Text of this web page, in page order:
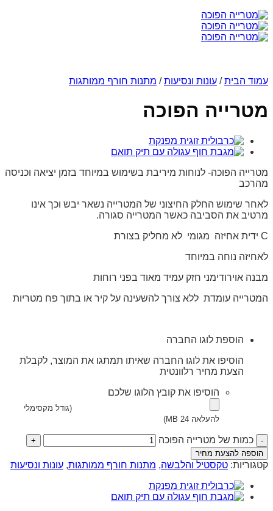
עמוד הבית / עונות ונסיעות / מתנות חורף ממותגות
מטרייה הפוכה
מטרייה הפוכה- לנוחות מיריבת בשימוש במיוחד בזמן יציאה וכניסה
מהרכב
לאחר שימוש החלק החיצוני של המטרייה נשאר יבש וכך אינו
מרטיב את הסביבה כאשר המטרייה סגורה.
C ידית אחיזה מגומי לא מחליק בצורת
לאחיזה נוחה במיוחד
מבנה אוירודימני חזק עמיד מאוד בפני רוחות
המטרייה עומדת ללא צורך להשעינה על קיר או בתוך פח מטריות
הוספת לוגו החברה
הוסיפו את לוגו החברה שאיתו תמתגו את המוצר, לקבלת
הצעת מחיר רלוונטית
הוסיפו את קובץ הלוגו שלכם
(גודל מקסימלי
להעלאה 24 MB)
כמות של מטרייה הפוכה
הוספה להצעת מחיר
קטגוריות: טקסטיל והלבשה, מתנות חורף ממותגות, עונות ונסיעות